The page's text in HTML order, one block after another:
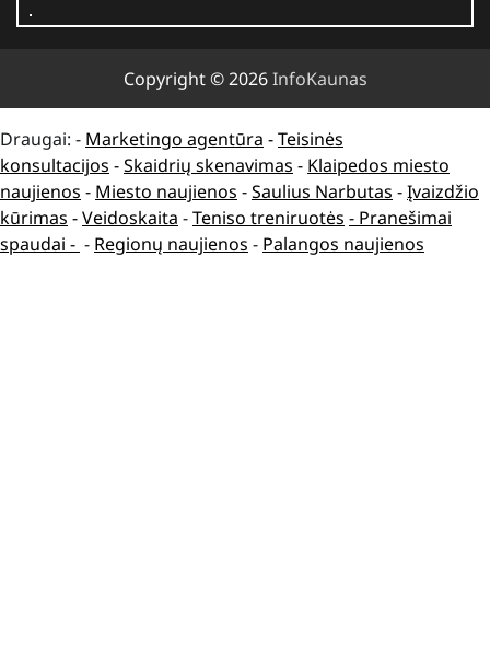
Copyright © 2026InfoKaunas
Draugai: - Marketingo agentūra -Teisinės
konsultacijos -Skaidrių skenavimas - Klaipedos miesto
naujienos - Miesto naujienos -Saulius Narbutas -Įvaizdžio
kūrimas -Veidoskaita -Teniso treniruotės - Pranešimai
spaudai - - Regionų naujienos - Palangos naujienos